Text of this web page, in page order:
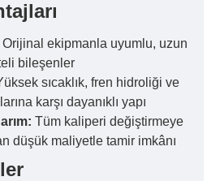
Orijinal ekipmanla uyumlu, uzun
bileşenler
sıcaklık, fren hidroliği ve
karşı dayanıklı yapı
Tüm kaliperi değiştirmeye
düşük maliyetle tamir imkânı